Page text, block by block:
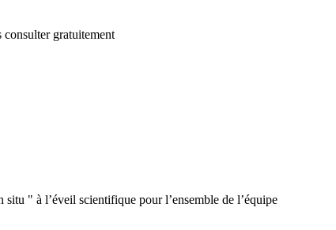
gratuitement
" à l’éveil scientifique pour l’ensemble de l’équipe